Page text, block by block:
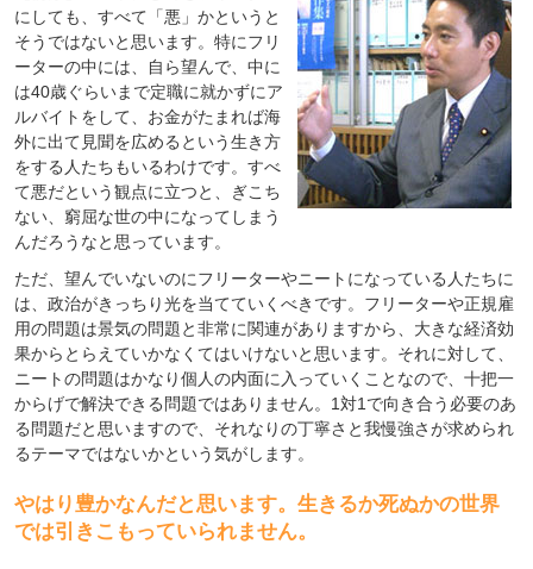
にしても、すべて「悪」かというと
そうではないと思います。特にフリ
ーターの中には、自ら望んで、中に
は40歳ぐらいまで定職に就かずにア
ルバイトをして、お金がたまれば海
外に出て見聞を広めるという生き方
をする人たちもいるわけです。すべ
て悪だという観点に立つと、ぎこち
ない、窮屈な世の中になってしまう
んだろうなと思っています。
ただ、望んでいないのにフリーターやニートになっている人たちに
は、政治がきっちり光を当てていくべきです。フリーターや正規雇
用の問題は景気の問題と非常に関連がありますから、大きな経済効
果からとらえていかなくてはいけないと思います。それに対して、
ニートの問題はかなり個人の内面に入っていくことなので、十把一
からげで解決できる問題ではありません。1対1で向き合う必要のあ
る問題だと思いますので、それなりの丁寧さと我慢強さが求められ
るテーマではないかという気がします。
やはり豊かなんだと思います。生きるか死ぬかの世界
では引きこもっていられません。